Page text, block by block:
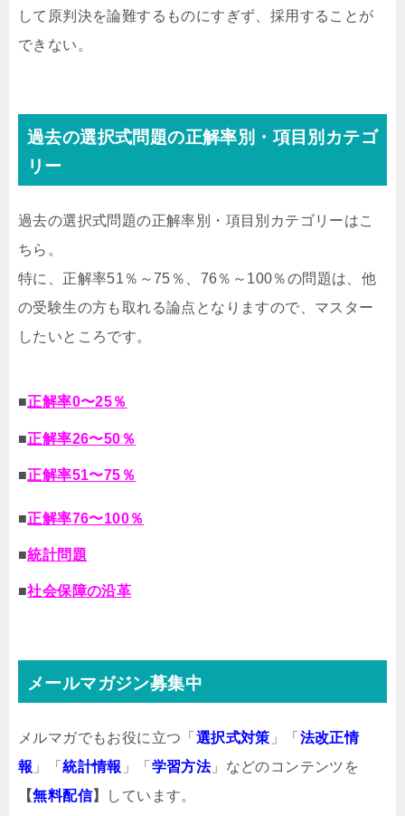
して原判決を論難するものにすぎず、採用することが
できない。
過去の選択式問題の正解率別・項目別カテゴ
リー
過去の選択式問題の正解率別・項目別カテゴリーはこ
ちら。
特に、正解率51％～75％、76％～100％の問題は、他
の受験生の方も取れる論点となりますので、マスター
したいところです。
■正解率0〜25％
■正解率26〜50％
■正解率51〜75％
■正解率76〜100％
■統計問題
■社会保障の沿革
メールマガジン募集中
メルマガでもお役に立つ「 選択式対策 」「 法改正情
報 」「統計情報 」「 学習方法」などのコンテンツを
【無料配信】
しています。